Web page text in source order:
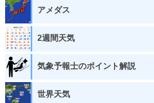
アメダス
2週間天気
気象予報士のポイント解説
世界天気